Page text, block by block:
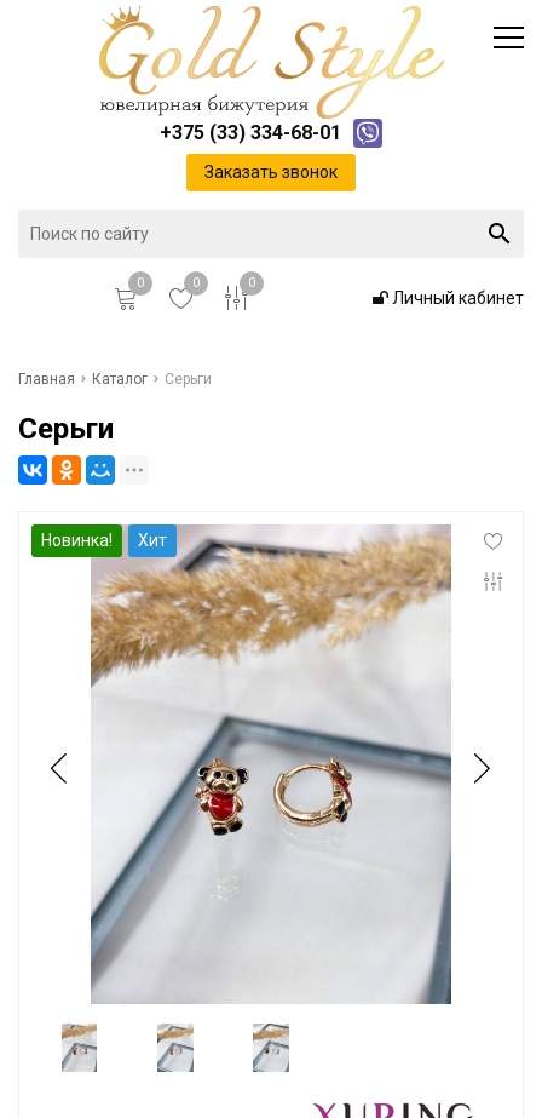
+375 (33) 334-68-01
Заказать звонок
0 0 0
Личный кабинет
Инфо
Контакты
Положение о cookie-файлах
Главная Каталог Серьги
Серьги
Новинка! Хит
Каталог
Доставка и оплата
Инфо
Контакты
Положение о cookie-файлах